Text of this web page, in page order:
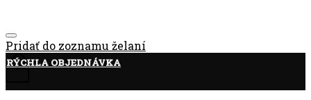
Pridať do zoznamu želaní
+
RÝCHLA OBJEDNÁVKA